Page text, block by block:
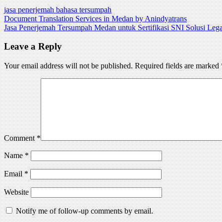
jasa penerjemah bahasa tersumpah
Post
navigation
Document Translation Services in Medan by Anindyatrans
Jasa Penerjemah Tersumpah Medan untuk Sertifikasi SNI Solusi
Leave a Reply
Your email address will not be published. Required fields are marked
Comment*
Name*
Email*
Website
Notify me of follow-up comments by email.